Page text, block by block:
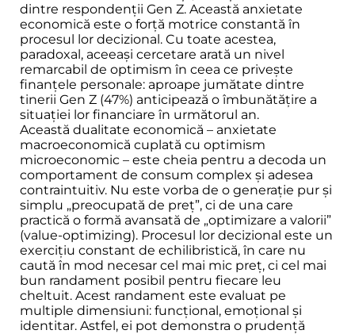
dintre respondenții Gen Z. Această anxietate
economică este o forță motrice constantă în
procesul lor decizional. Cu toate acestea,
paradoxal, aceeași cercetare arată un nivel
remarcabil de optimism în ceea ce privește
finanțele personale: aproape jumătate dintre
tinerii Gen Z (47%) anticipează o îmbunătățire a
situației lor financiare în următorul an.
Această dualitate economică – anxietate
macroeconomică cuplată cu optimism
microeconomic – este cheia pentru a decoda un
comportament de consum complex și adesea
contraintuitiv. Nu este vorba de o generație pur și
simplu „preocupată de preț”, ci de una care
practică o formă avansată de „optimizare a valorii”
(value-optimizing). Procesul lor decizional este un
exercițiu constant de echilibristică, în care nu
caută în mod necesar cel mai mic preț, ci cel mai
bun randament posibil pentru fiecare leu
cheltuit. Acest randament este evaluat pe
multiple dimensiuni: funcțional, emoțional și
identitar. Astfel, ei pot demonstra o prudență